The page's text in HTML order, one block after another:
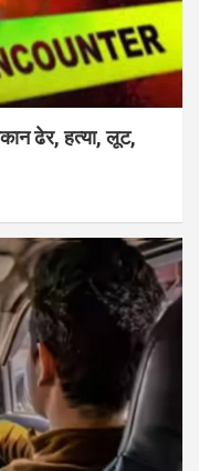
ढेर, हत्या, लूट,